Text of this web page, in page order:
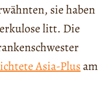
sie haben
litt. Die
Asia-Plusam